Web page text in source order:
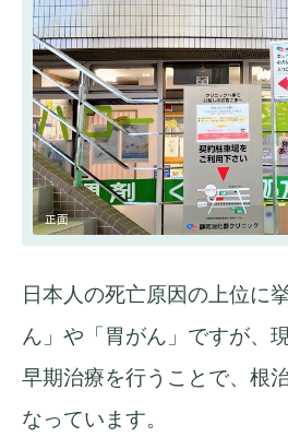
正面
日本人の死亡原因の上位に
ん」や「胃がん」ですが、
早期治療を行うことで、根
なっています。